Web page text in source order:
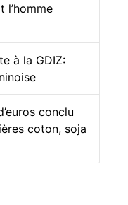
l’homme
à la GDIZ:
conclu
coton, soja